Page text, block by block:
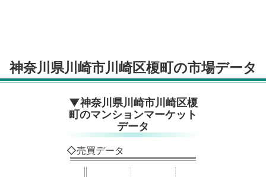
神奈川県川崎市川崎区榎町の市場データ
▼神奈川県川崎市川崎区榎
町のマンションマーケット
データ
◇売買データ